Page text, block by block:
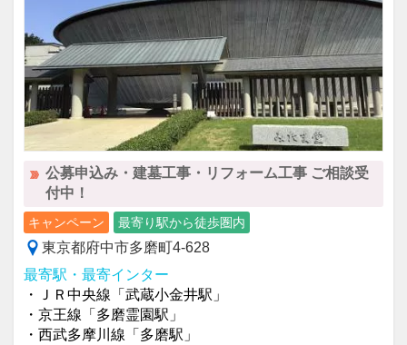
公募申込み・建墓工事・リフォーム工事 ご相談受
付中！
キャンペーン 最寄り駅から徒歩圏内
東京都府中市多磨町4-628
最寄駅・最寄インター
・ＪＲ中央線「武蔵小金井駅」
・京王線「多磨霊園駅」
・西武多摩川線「多磨駅」